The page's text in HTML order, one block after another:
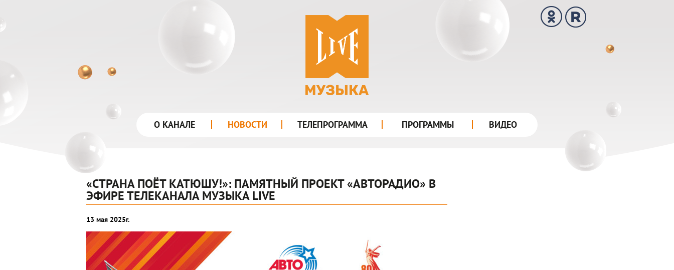
О КАНАЛЕ НОВОСТИ ТЕЛЕПРОГРАММА ПРОГРАММЫ ВИДЕО
«СТРАНА ПОЁТ КАТЮШУ!»: ПАМЯТНЫЙ ПРОЕКТ «АВТОРАДИО» В
ЭФИРЕ ТЕЛЕКАНАЛА МУЗЫКА LIVE
13 мая 2025г.